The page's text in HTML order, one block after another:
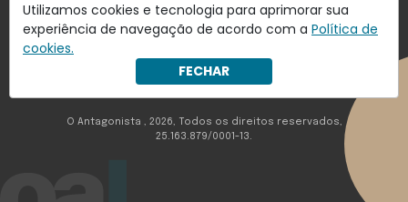
Utilizamos cookies e tecnologia para aprimorar sua
experiência de navegação de acordo com a Política de
cookies.
FECHAR
Com inteligência e tecnologia:
Object1ve - Marketing Solution
O Antagonista , 2026, Todos os direitos reservados,
25.163.879/0001-13.